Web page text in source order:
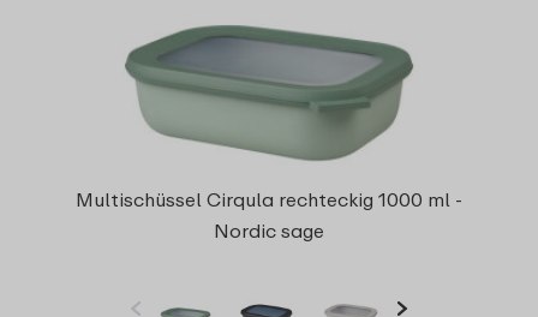
Multischüssel Cirqula rechteckig 1000 ml -
Nordic sage